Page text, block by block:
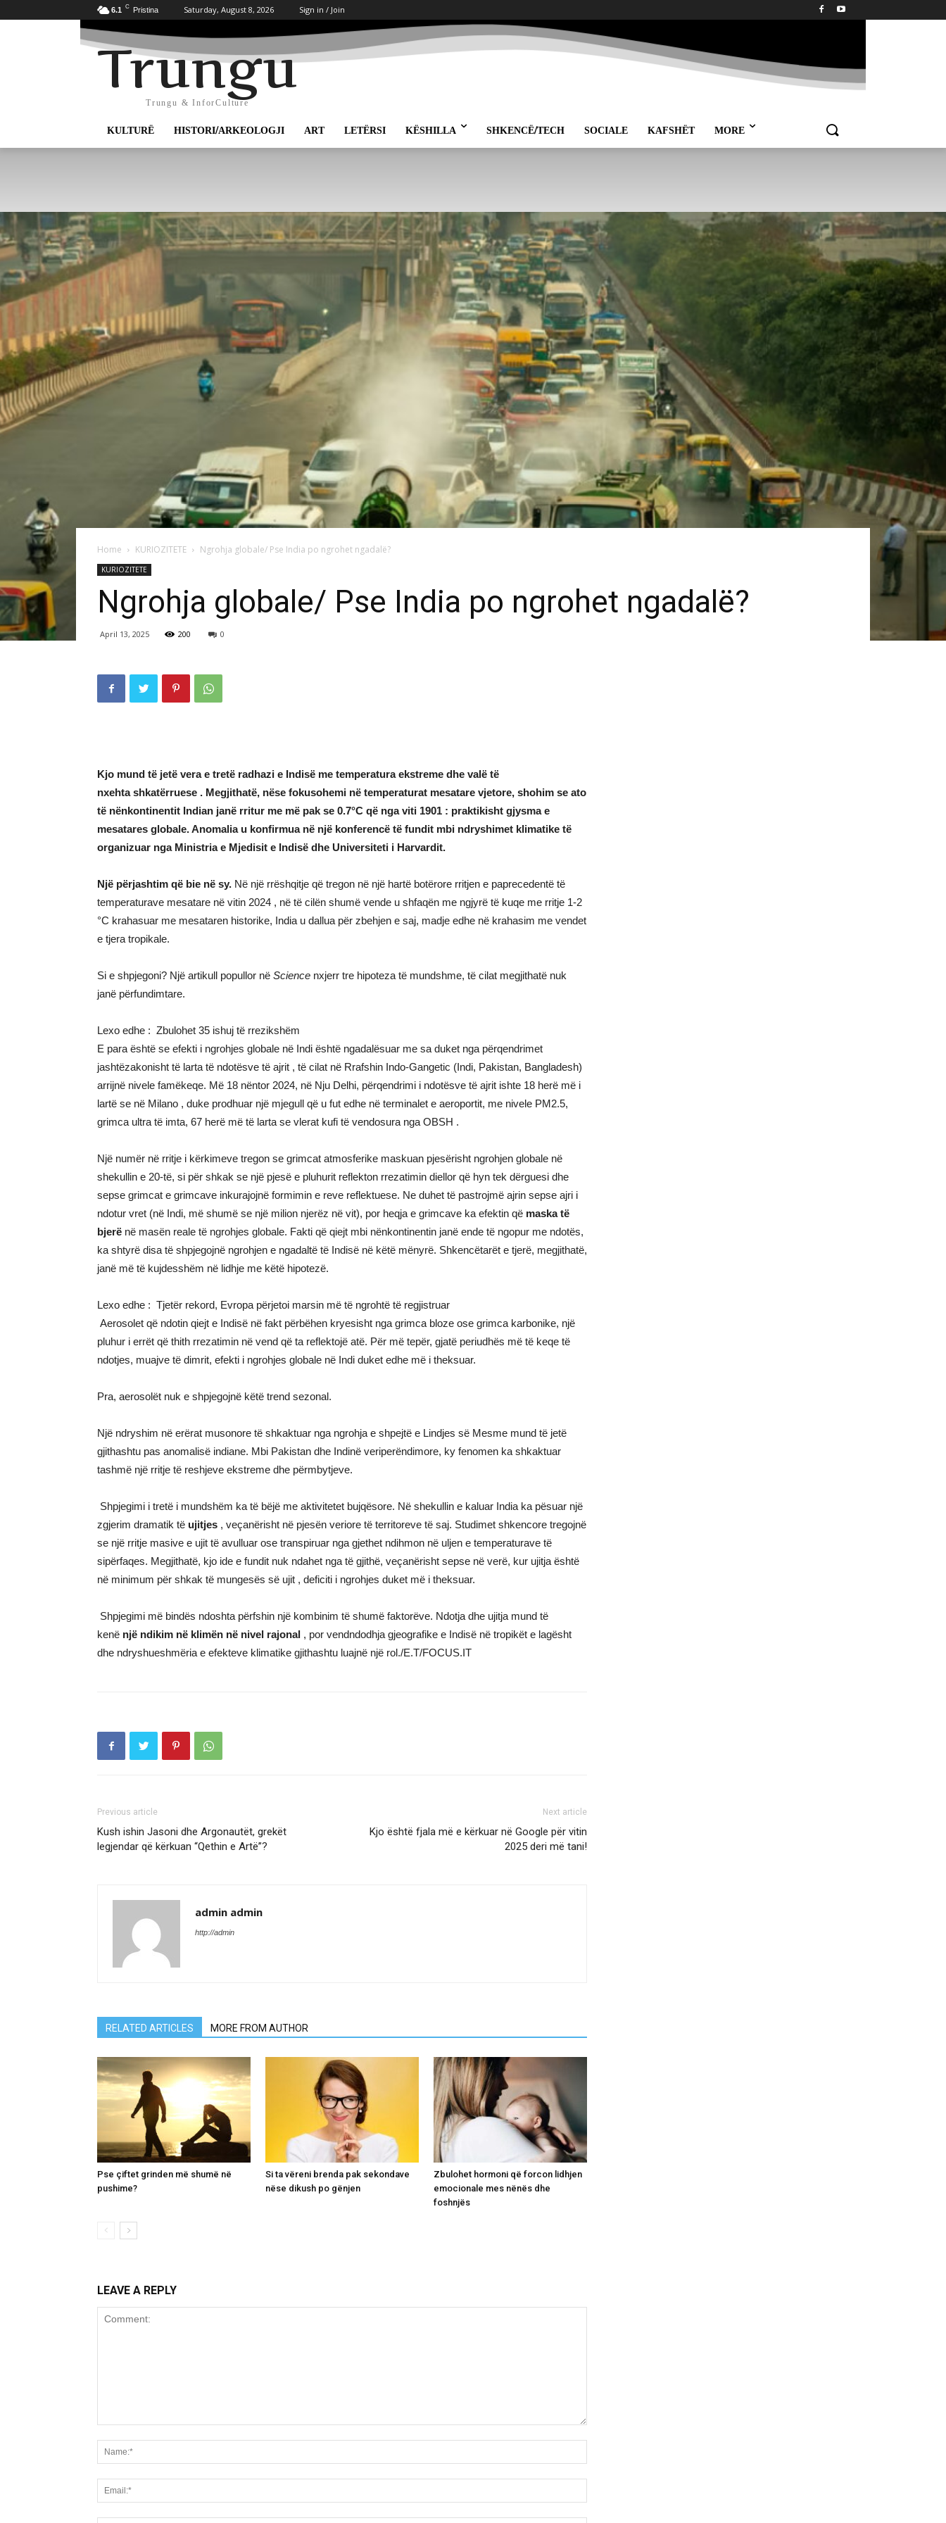
6.1 C Pristina Saturday, August 8, 2026 Sign in / Join
Trungu
Trungu & InforCulture
KULTURË HISTORI/ARKEOLOGJI ART LETËRSI KËSHILLA SHKENCË/TECH SOCIALE KAFSHËT MORE
Home KURIOZITETE Ngrohja globale/ Pse India po ngrohet ngadalë?
KURIOZITETE
Ngrohja globale/ Pse India po ngrohet ngadalë?
April 13, 2025 200 0
Kjo mund të jetë vera e tretë radhazi e Indisë me temperatura ekstreme dhe valë të
nxehta shkatërruese . Megjithatë, nëse fokusohemi në temperaturat mesatare vjetore, shohim se ato
të nënkontinentit Indian janë rritur me më pak se 0.7°C që nga viti 1901 : praktikisht gjysma e
mesatares globale. Anomalia u konfirmua në një konferencë të fundit mbi ndryshimet klimatike të
organizuar nga Ministria e Mjedisit e Indisë dhe Universiteti i Harvardit.
Një përjashtim që bie në sy. Në një rrëshqitje që tregon në një hartë botërore rritjen e paprecedentë të
temperaturave mesatare në vitin 2024 , në të cilën shumë vende u shfaqën me ngjyrë të kuqe me rritje 1-2
°C krahasuar me mesataren historike, India u dallua për zbehjen e saj, madje edhe në krahasim me vendet
e tjera tropikale.
Si e shpjegoni? Një artikull popullor në Science nxjerr tre hipoteza të mundshme, të cilat megjithatë nuk
janë përfundimtare.
Lexo edhe : Zbulohet 35 ishuj të rrezikshëm
E para është se efekti i ngrohjes globale në Indi është ngadalësuar me sa duket nga përqendrimet
jashtëzakonisht të larta të ndotësve të ajrit , të cilat në Rrafshin Indo-Gangetic (Indi, Pakistan, Bangladesh)
arrijnë nivele famëkeqe. Më 18 nëntor 2024, në Nju Delhi, përqendrimi i ndotësve të ajrit ishte 18 herë më i
lartë se në Milano , duke prodhuar një mjegull që u fut edhe në terminalet e aeroportit, me nivele PM2.5,
grimca ultra të imta, 67 herë më të larta se vlerat kufi të vendosura nga OBSH .
Një numër në rritje i kërkimeve tregon se grimcat atmosferike maskuan pjesërisht ngrohjen globale në
shekullin e 20-të, si për shkak se një pjesë e pluhurit reflekton rrezatimin diellor që hyn tek dërguesi dhe
sepse grimcat e grimcave inkurajojnë formimin e reve reflektuese. Ne duhet të pastrojmë ajrin sepse ajri i
ndotur vret (në Indi, më shumë se një milion njerëz në vit), por heqja e grimcave ka efektin që maska ​​të
bjerë në masën reale të ngrohjes globale. Fakti që qiejt mbi nënkontinentin janë ende të ngopur me ndotës,
ka shtyrë disa të shpjegojnë ngrohjen e ngadaltë të Indisë në këtë mënyrë. Shkencëtarët e tjerë, megjithatë,
janë më të kujdesshëm në lidhje me këtë hipotezë.
Lexo edhe : Tjetër rekord, Evropa përjetoi marsin më të ngrohtë të regjistruar
Aerosolet që ndotin qiejt e Indisë në fakt përbëhen kryesisht nga grimca bloze ose grimca karbonike, një
pluhur i errët që thith rrezatimin në vend që ta reflektojë atë. Për më tepër, gjatë periudhës më të keqe të
ndotjes, muajve të dimrit, efekti i ngrohjes globale në Indi duket edhe më i theksuar.
Pra, aerosolët nuk e shpjegojnë këtë trend sezonal.
Një ndryshim në erërat musonore të shkaktuar nga ngrohja e shpejtë e Lindjes së Mesme mund të jetë
gjithashtu pas anomalisë indiane. Mbi Pakistan dhe Indinë veriperëndimore, ky fenomen ka shkaktuar
tashmë një rritje të reshjeve ekstreme dhe përmbytjeve.
Shpjegimi i tretë i mundshëm ka të bëjë me aktivitetet bujqësore. Në shekullin e kaluar India ka pësuar një
zgjerim dramatik të ujitjes , veçanërisht në pjesën veriore të territoreve të saj. Studimet shkencore tregojnë
se një rritje masive e ujit të avulluar ose transpiruar nga gjethet ndihmon në uljen e temperaturave të
sipërfaqes. Megjithatë, kjo ide e fundit nuk ndahet nga të gjithë, veçanërisht sepse në verë, kur ujitja është
në minimum për shkak të mungesës së ujit , deficiti i ngrohjes duket më i theksuar.
Shpjegimi më bindës ndoshta përfshin një kombinim të shumë faktorëve. Ndotja dhe ujitja mund të
kenë një ndikim në klimën në nivel rajonal , por vendndodhja gjeografike e Indisë në tropikët e lagësht
dhe ndryshueshmëria e efekteve klimatike gjithashtu luajnë një rol./E.T/FOCUS.IT
Previous article
Kush ishin Jasoni dhe Argonautët, grekët
legjendar që kërkuan “Qethin e Artë”?
Next article
Kjo është fjala më e kërkuar në Google për vitin
2025 deri më tani!
admin admin
http://admin
RELATED ARTICLES MORE FROM AUTHOR
Pse çiftet grinden më shumë në
pushime?
Si ta vëreni brenda pak sekondave
nëse dikush po gënjen
Zbulohet hormoni që forcon lidhjen
emocionale mes nënës dhe
foshnjës
LEAVE A REPLY